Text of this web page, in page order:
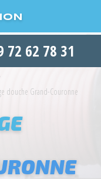
72 62 78 31
douche Grand-Couronne